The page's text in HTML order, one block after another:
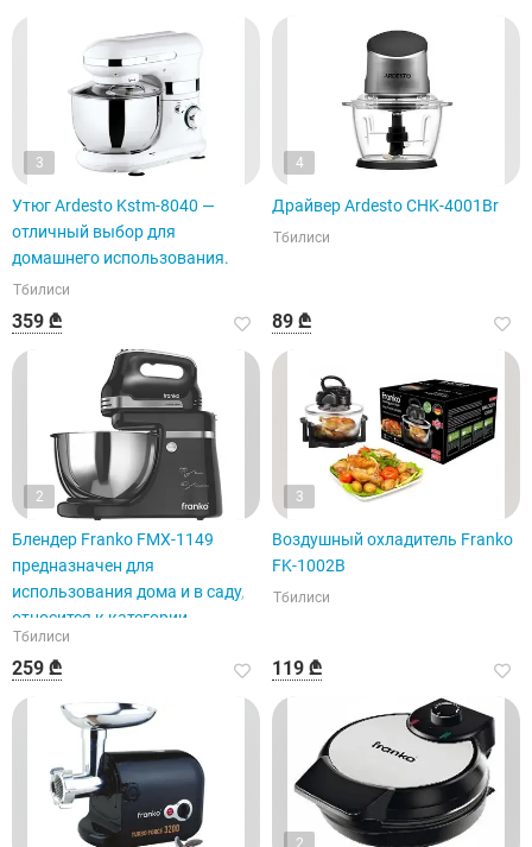
3
Утюг Ardesto Kstm-8040 —
отличный выбор для
домашнего использования.
Тбилиси
359 ₾
4
Драйвер Ardesto CHK-4001Br
Тбилиси
89 ₾
2
Блендер Franko FMX-1149
предназначен для
использования дома и в саду,
относится к категории
малогабаритной бытовой
техники.
Тбилиси
259 ₾
3
Воздушный охладитель Franko
FK-1002B
Тбилиси
119 ₾
2